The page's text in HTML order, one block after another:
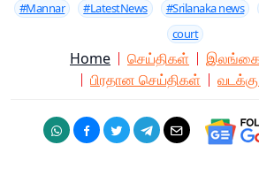
#Mannar #LatestNews #Srilanaka news
court
Home செய்திகள்
இலங்கை
பிரதான செய்திகள்